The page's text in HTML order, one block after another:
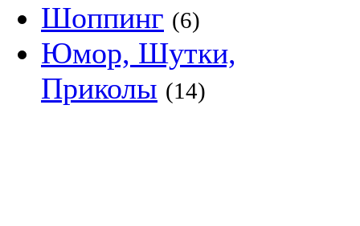
Шоппинг (6)
Юмор, Шутки,
Приколы (14)